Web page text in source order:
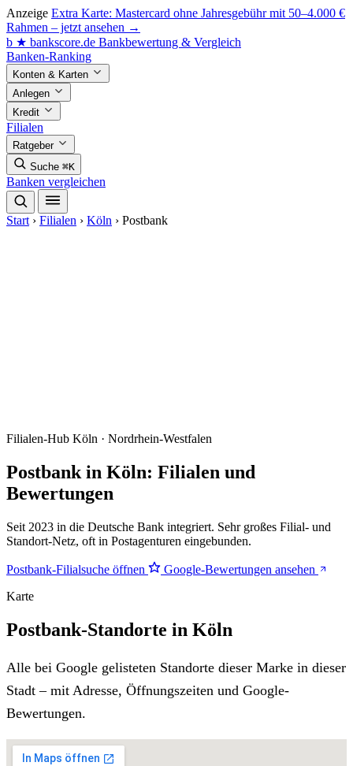
Anzeige Extra Karte: Mastercard ohne Jahresgebühr mit 50–4.000 €
Rahmen – jetzt ansehen →
b ★ bankscore.de Bankbewertung & Vergleich
Banken-Ranking
Konten & Karten
Anlegen
Kredit
Filialen
Ratgeber
Suche ⌘K
Banken vergleichen
Start › Filialen › Köln › Postbank
Filialen-Hub Köln · Nordrhein-Westfalen
Postbank in Köln: Filialen und
Bewertungen
Seit 2023 in die Deutsche Bank integriert. Sehr großes Filial- und
Standort-Netz, oft in Postagenturen eingebunden.
Postbank-Filialsuche öffnen
Google-Bewertungen ansehen
Karte
Postbank-Standorte in Köln
Alle bei Google gelisteten Standorte dieser Marke in dieser
Stadt – mit Adresse, Öffnungszeiten und Google-
Bewertungen.